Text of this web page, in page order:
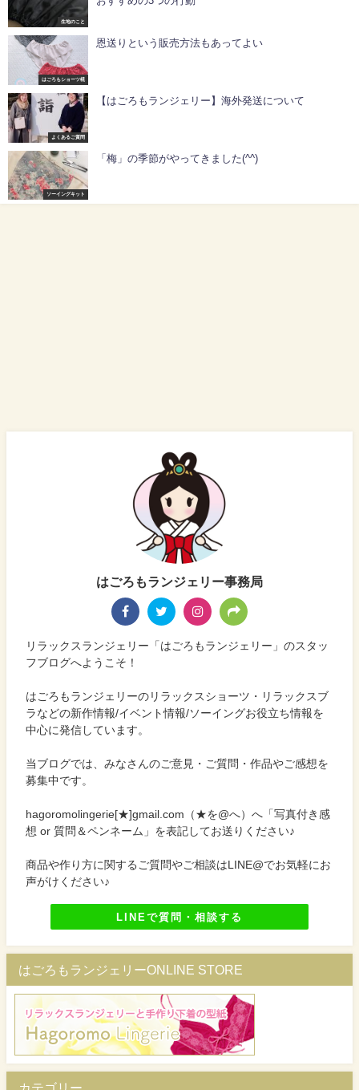
生地のこと
はごろもショーツ椛
恩送りという販売方法もあってよい
よくあるご質問
【はごろもランジェリー】海外発送について
ソーイングキット
「梅」の季節がやってきました(^^)
はごろもランジェリー事務局
リラックスランジェリー「はごろもランジェリー」のスタッ
フブログへようこそ！
はごろもランジェリーのリラックスショーツ・リラックスブ
ラなどの新作情報/イベント情報/ソーイングお役立ち情報を
中心に発信しています。
当ブログでは、みなさんのご意見・ご質問・作品やご感想を
募集中です。
hagoromolingerie[★]gmail.com（★を@へ）へ「写真付き感
想 or 質問＆ペンネーム」を表記してお送りください♪
商品や作り方に関するご質問やご相談はLINE@でお気軽にお
声がけください♪
LINEで質問・相談する
はごろもランジェリーONLINE STORE